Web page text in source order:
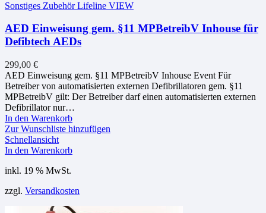
Sonstiges Zubehör Lifeline VIEW
AED Einweisung gem. §11 MPBetreibV Inhouse für
Defibtech AEDs
299,00 €
AED Einweisung gem. §11 MPBetreibV Inhouse Event Für
Betreiber von automatisierten externen Defibrillatoren gem. §11
MPBetreibV gilt: Der Betreiber darf einen automatisierten externen
Defibrillator nur…
In den Warenkorb
Zur Wunschliste hinzufügen
Schnellansicht
In den Warenkorb
inkl. 19 % MwSt.
zzgl. Versandkosten